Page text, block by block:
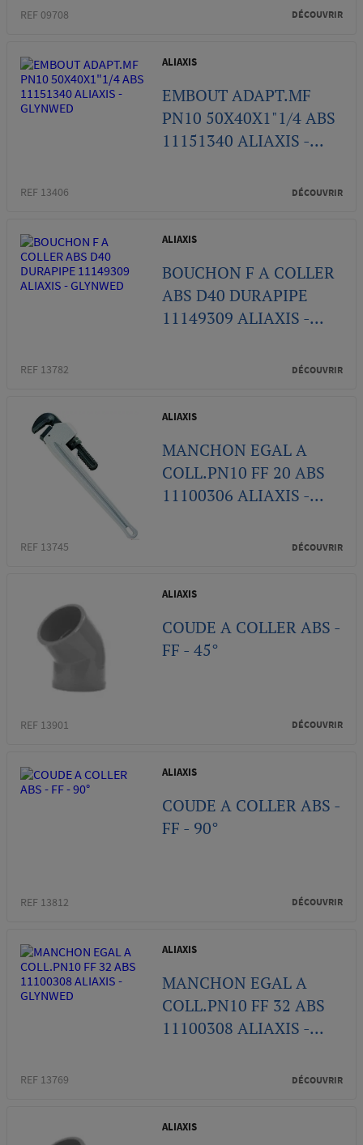
REF 09708 DÉCOUVRIR
ALIAXIS
EMBOUT ADAPT.MF
PN10 50X40X1"1/4 ABS
11151340 ALIAXIS -...
REF 13406 DÉCOUVRIR
ALIAXIS
BOUCHON F A COLLER
ABS D40 DURAPIPE
11149309 ALIAXIS -...
REF 13782 DÉCOUVRIR
ALIAXIS
MANCHON EGAL A
COLL.PN10 FF 20 ABS
11100306 ALIAXIS -...
REF 13745 DÉCOUVRIR
ALIAXIS
COUDE A COLLER ABS -
FF - 45°
REF 13901 DÉCOUVRIR
ALIAXIS
COUDE A COLLER ABS -
FF - 90°
REF 13812 DÉCOUVRIR
ALIAXIS
MANCHON EGAL A
COLL.PN10 FF 32 ABS
11100308 ALIAXIS -...
REF 13769 DÉCOUVRIR
ALIAXIS